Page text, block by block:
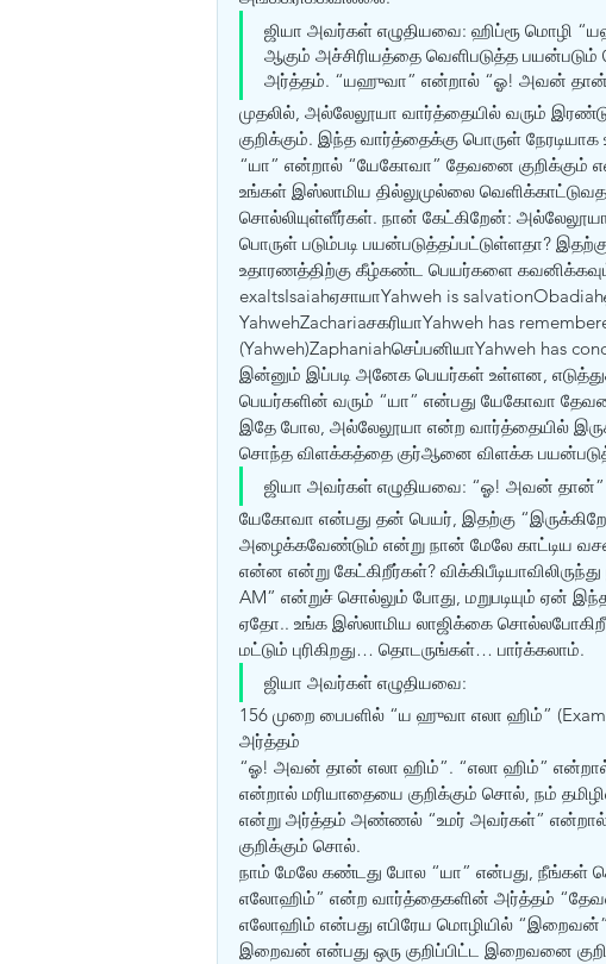
ஜியா அவர்கள் எழுதியவை: ஹிப்ரூ மொழி
ஆகும் அச்சிரியத்தை வெளிபடுத்த
அர்த்தம். “யஹுவா” என்றால் “ஓ! அவன்
முதலில், அல்லேலூயா வார்த்தையில் வரும்
குறிக்கும். இந்த வார்த்தைக்கு பொருள்
“யா” என்றால் “யேகோவா” தேவனை குறிக்கும்
உங்கள் இஸ்லாமிய தில்லுமுல்லை
சொல்லியுள்ளீர்கள். நான் கேட்கிறேன்:
பொருள் படும்படி பயன்படுத்தப்பட்டுள்ளதா?
உதாரணத்திற்கு கீழ்கண்ட பெயர்களை
exaltsIsaiahஏசாயாYahweh is
YahwehZachariaசகரியாYahweh has
(Yahweh)Zaphaniahசெப்பனியாYahweh has
இன்னும் இப்படி அனேக பெயர்கள் உள்ளன,
பெயர்களின் வரும் “யா” என்பது யேகோவா
இதே போல, அல்லேலூயா என்ற வார்த்தையில்
சொந்த விளக்கத்தை குர்‍ஆனை விளக்க
ஜியா அவர்கள் எழுதியவை: “ஓ! அவன்
யேகோவா என்பது தன் பெயர், இதற்கு
அழைக்கவேண்டும் என்று நான் மேலே காட்டிய
என்ன என்று கேட்கிறீர்கள்?
AM” என்றுச் சொல்லும் போது, மறுபடியும் ஏன்
ஏதோ.. உங்க இஸ்லாமிய லாஜிக்கை
மட்டும் புரிகிறது… தொடருங்கள்… பார்க்கலாம்.
ஜியா அவர்கள் எழுதியவை:
156 முறை பைபளில் “ய ஹுவா எலா ஹிம்”
அர்த்தம்
“ஓ! அவன் தான் எலா ஹிம்”. “எலா ஹிம்”
என்றால் மரியாதையை குறிக்கும் சொல், நம்
என்று அர்த்தம் அண்ணல் “உமர் அவர்கள்” என்றால்
குறிக்கும் சொல்.
நாம் மேலே கண்டது போல “யா” என்பது, நீங்கள்
எலோஹிம் என்பது எபிரேய மொழியில்
இறைவன் என்பது ஒரு குறிப்பிட்ட இறைவனை